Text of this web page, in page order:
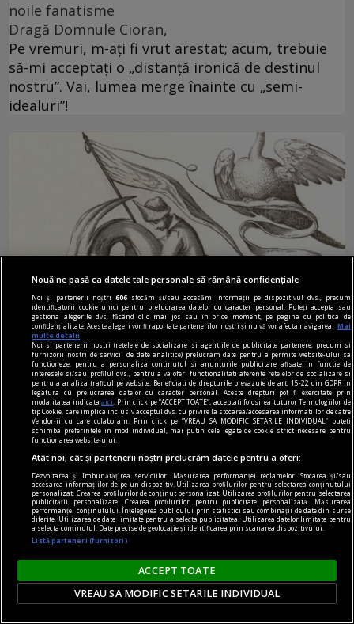
noile fanatisme
Dragă Domnule Cioran,
Pe vremuri, m-ați fi vrut arestat; acum, trebuie
să-mi acceptați o „distanță ironică de destinul
nostru”. Vai, lumea merge înainte cu „semi-
idealuri”!
noile fanatisme
„Rezistența acerbă a tuturor partidelor de a se
popula cu membri educați: cea mai nocivă formă
de fanatism românesc” interviu cu jurnalistul
Cătălin PRISACARIU, cofondator Defapt.ro
Asta e o întrebare care are foarte multe
variabile: locul, perioada, online, offline, vîrsta,
educația și tot așa.
Parteneri
Nouă ne pasă ca datele tale personale să rămână confidențiale
Noi și partenerii noștri606 stocăm și/sau accesăm informații pe dispozitivul dvs., precum
identificatorii cookie unici pentru prelucrarea datelor cu caracter personal. Puteți accepta sau
gestiona alegerile dvs. făcând clic mai jos sau în orice moment, pe pagina cu politica de
confidențialitate. Aceste alegeri vor fi raportate partenerilor noștri și nu vă vor afecta navigarea.
Mai
multe detalii
Noi si partenerii nostri (retelele de socializare si agentiile de publicitate partenere, precum si
furnizorii nostri de servicii de date analitice) prelucram date pentru a permite website-ului sa
functioneze, pentru a personaliza continutul si anunturile publicitare afisate in functie de
interesele si/sau profilul dvs., pentru a va oferi functionalitati aferente retelelor de socializare si
pentru a analiza traficul pe website. Beneficiati de drepturile prevazute de art. 15-22 din GDPR in
legatura cu prelucrarea datelor cu caracter personal. Aceste drepturi pot fi exercitate prin
modalitatea indicataaici
. Prin click pe “ACCEPT TOATE”, acceptati folosirea tuturor Tehnologiilor de
tip Cookie, care implica inclusiv acceptul dvs. cu privire la stocarea/accesarea informatiilor de catre
Vendor-ii cu care colaboram. Prin click pe “VREAU SA MODIFIC SETARILE INDIVIDUAL” puteti
schimba preferintele in mod individual, mai putin cele legate de cookie strict necesare pentru
functionarea website-ului.
Atât noi, cât și partenerii noștri prelucrăm datele pentru a oferi:
Dezvoltarea și îmbunătățirea serviciilor. Măsurarea performanței reclamelor. Stocarea și/sau
accesarea informațiilor de pe un dispozitiv. Utilizarea profilurilor pentru selectarea conținutului
personalizat. Crearea profilurilor de conținut personalizat. Utilizarea profilurilor pentru selectarea
publicității personalizate. Crearea profilurilor pentru publicitate personalizată. Măsurarea
performanței conținutului. Înțelegerea publicului prin statistici sau combinații de date din surse
diferite. Utilizarea de date limitate pentru a selecta publicitatea. Utilizarea datelor limitate pentru
a selecta conținutul. Date precise de geolocație și identificarea prin scanarea dispozitivului.
Listă parteneri (furnizori)
ACCEPT TOATE
VREAU SA MODIFIC SETARILE INDIVIDUAL